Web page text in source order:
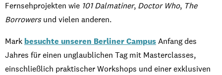
Fernsehprojekten wie 101 Dalmatiner, Doctor Who, The
Borrowersund vielen anderen.
Mark besuchte unseren Berliner CampusAnfang des
Jahres für einen unglaublichen Tag mit Masterclasses,
einschließlich praktischer Workshops und einer exklusiven